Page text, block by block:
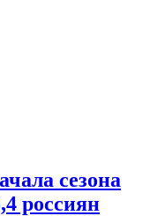
сезона
россиян